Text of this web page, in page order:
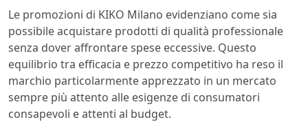
Le promozioni di KIKO Milano evidenziano come sia
possibile acquistare prodotti di qualità professionale
senza dover affrontare spese eccessive. Questo
equilibrio tra efficacia e prezzo competitivo ha reso il
marchio particolarmente apprezzato in un mercato
sempre più attento alle esigenze di consumatori
consapevoli e attenti al budget.